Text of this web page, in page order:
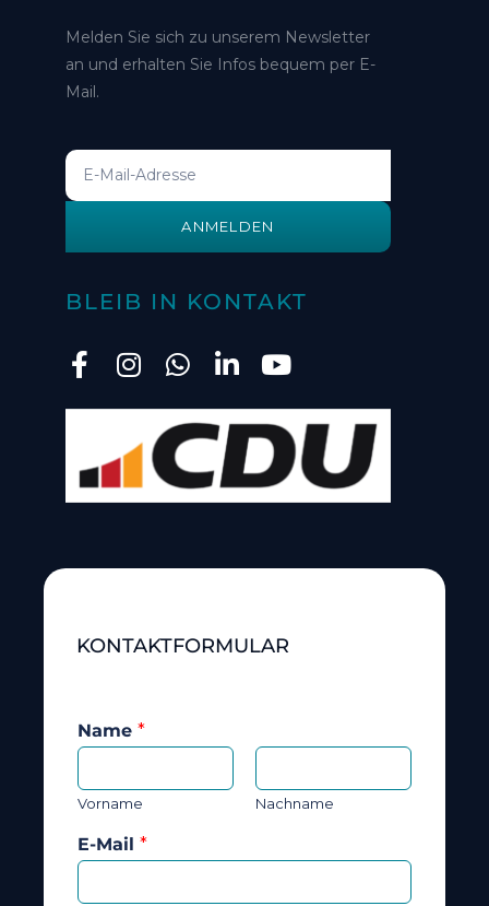
Melden Sie sich zu unserem Newsletter
an und erhalten Sie Infos bequem per E-
Mail.
ANMELDEN
BLEIB IN KONTAKT
KONTAKTFORMULAR
Name *
Vorname Nachname
E-Mail *